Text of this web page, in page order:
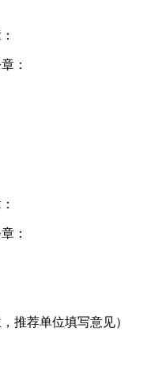
：
：
推荐单位填写意见）